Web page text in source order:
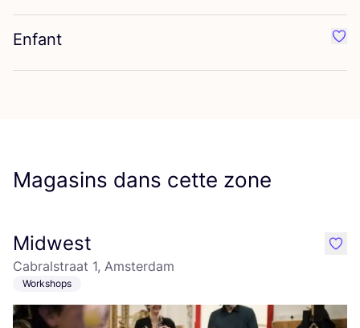
Enfant
Magasins dans cette zone
Midwest
Cabralstraat 1, Amsterdam
Workshops
like